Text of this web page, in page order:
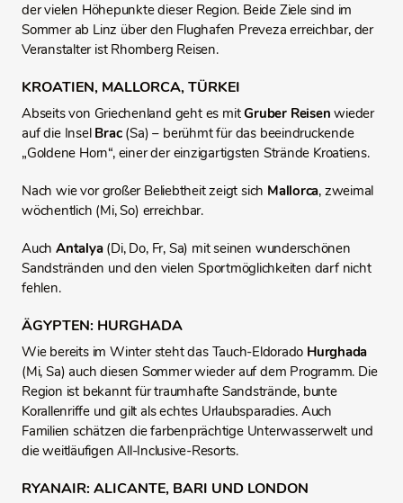
der vielen Höhepunkte dieser Region. Beide Ziele sind im
Sommer ab Linz über den Flughafen Preveza erreichbar, der
Veranstalter ist Rhomberg Reisen.
KROATIEN, MALLORCA, TÜRKEI
Abseits von Griechenland geht es mitGruber Reisen wieder
auf die Insel Brac(Sa) – berühmt für das beeindruckende
„Goldene Horn“, einer der einzigartigsten Strände Kroatiens.
Nach wie vor großer Beliebtheit zeigt sich Mallorca, zweimal
wöchentlich (Mi, So) erreichbar.
Auch Antalya (Di, Do, Fr, Sa) mit seinen wunderschönen
Sandstränden und den vielen Sportmöglichkeiten darf nicht
fehlen.
ÄGYPTEN: HURGHADA
Wie bereits im Winter steht das Tauch‑Eldorado Hurghada
(Mi, Sa) auch diesen Sommer wieder auf dem Programm. Die
Region ist bekannt für traumhafte Sandstrände, bunte
Korallenriffe und gilt als echtes Urlaubsparadies. Auch
Familien schätzen die farbenprächtige Unterwasserwelt und
die weitläufigen All‑Inclusive‑Resorts.
RYANAIR: ALICANTE, BARI UND LONDON